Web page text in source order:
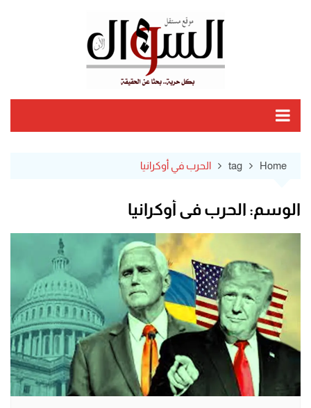
Home
tag الحرب في أوكرانيا
الوسم: الحرب في أوكرانيا